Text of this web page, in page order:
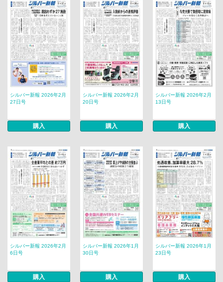
シルバー新報 2026年2月
27日号
購入
シルバー新報 2026年2月
20日号
購入
シルバー新報 2026年2月
13日号
購入
シルバー新報 2026年2月
6日号
購入
シルバー新報 2026年1月
30日号
購入
シルバー新報 2026年1月
23日号
購入